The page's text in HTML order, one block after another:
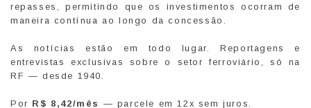
repasses, permitindo que os investimentos ocorram de
maneira contínua ao longo da concessão.
As notícias estão em todo lugar. Reportagens e
entrevistas exclusivas sobre o setor ferroviário, só na
RF — desde 1940.
Por R$ 8,42/mês — parcele em 12x sem juros.